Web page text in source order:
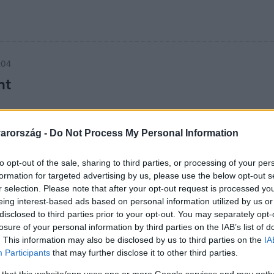
- Do Not Process My Personal Information
opt-out of the sale, sharing to third parties, or processing of your
for targeted advertising by us, please use the below opt-out
selection. Please note that after your opt-out request is processed
interest-based ads based on personal information utilized by us
to third parties prior to your opt-out. You may separately
of your personal information by third parties on the IAB’s list of
This information may also be disclosed by us to third parties on the
Participants that may further disclose it to other third parties.
kunyhó – meghökkentő
vett részt egy különleges téli fesztiválon az oroszországi
amikkel gond nélkül csúsznak le a legmeredekebb lejtőn